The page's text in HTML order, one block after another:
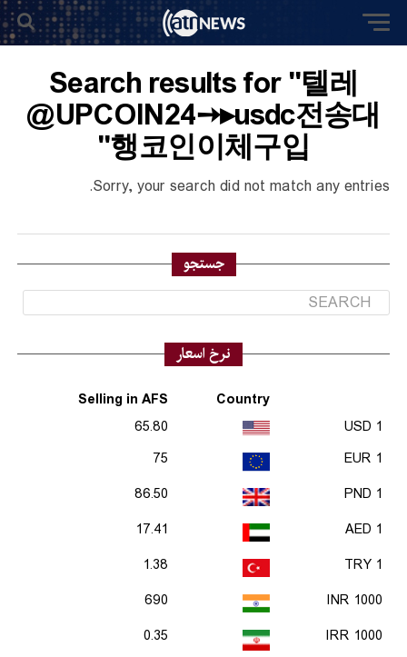
Search results for "텔레
@UPCOIN24➙▸usdc전송대
행코인이체구입"
Sorry, your search did not match any entries.
جستجو
نرخ اسعار
Country
Selling in AFS
1 USD
65.80
1 EUR
75
1 PND
86.50
1 AED
17.41
1 TRY
1.38
1000 INR
690
1000 IRR
0.35